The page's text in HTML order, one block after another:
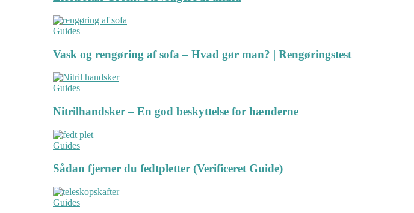
Guides
Vask og rengøring af sofa – Hvad gør man? | Rengøringstest
Guides
Nitrilhandsker – En god beskyttelse for hænderne
Guides
Sådan fjerner du fedtpletter (Verificeret Guide)
Guides